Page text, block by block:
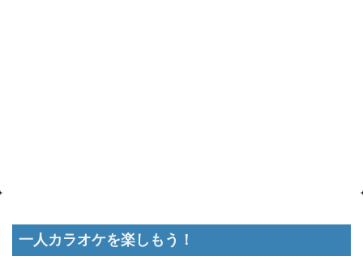
一人カラオケを楽しもう！